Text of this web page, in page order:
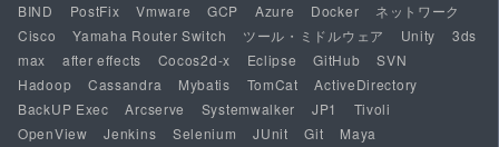
BIND
PostFix Vmware GCP Azure Docker
ネットワーク
Cisco
Yamaha Router Switch ツール・ミドルウェア Unity
3ds
max
after effects Cocos2d-x Eclipse GitHub
SVN
Hadoop
Cassandra Mybatis TomCat
ActiveDirectory
BackUP Exec
Arcserve Systemwalker JP1
Tivoli
OpenView
Jenkins Selenium JUnit Git
Maya